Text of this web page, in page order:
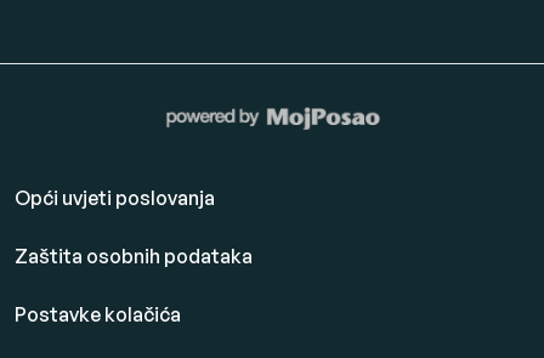
Opći uvjeti poslovanja
Zaštita osobnih podataka
Postavke kolačića